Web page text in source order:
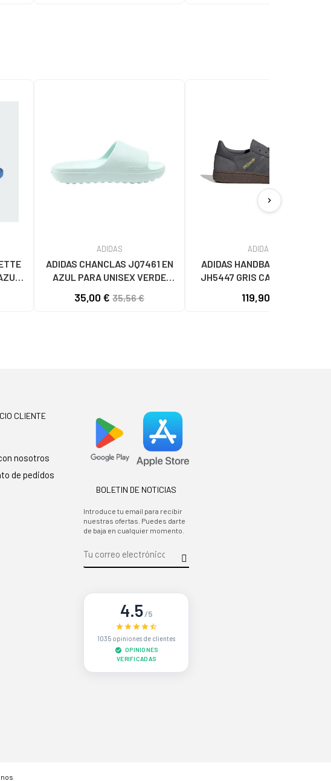
ADIDAS
ADIDAS CHANCLAS JQ7461 EN
AZUL PARA UNISEX VERDE
35,00 € 35,56 €
ADIDAS
ADIDAS HANDBALL SPEZIAL
JH5447 GRIS CARBON GREY
119,90 €
chevron_right
CLIENTE
nosotros
de pedidos
BOLETIN DE NOTICIAS
Introduce tu email para recibir
nuestras ofertas. Puedes darte
de baja en cualquier momento.
4.5/5
1035 opiniones de clientes
OPINIONES
VERIFICADAS